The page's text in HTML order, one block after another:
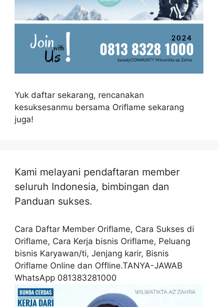
Yuk daftar sekarang, rencanakan
kesuksesanmu bersama Oriflame sekarang
juga!
Kami melayani pendaftaran member
seluruh Indonesia, bimbingan dan
Panduan sukses.
Cara Daftar Member Oriflame, Cara Sukses di
Oriflame, Cara Kerja bisnis Oriflame, Peluang
bisnis Karyawan/ti, Jenjang karir, Bisnis
Oriflame Online dan Offline.TANYA-JAWAB
WhatsApp 081383281000